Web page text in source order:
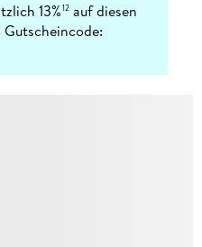
13%12 auf diesen